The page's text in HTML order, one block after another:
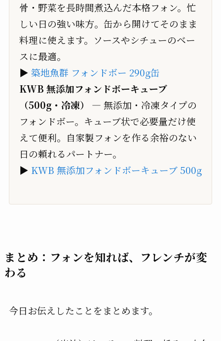
骨・野菜を長時間煮込んだ本格フォン。忙
しい日の強い味方。缶から開けてそのまま
料理に使えます。ソースやシチューのベー
スに最適。
▶ 築地魚群 フォンドボー 290g缶
KWB 無添加フォンドボーキューブ
（500g・冷凍）
— 無添加・冷凍タイプの
フォンドボー。キューブ状で必要量だけ使
えて便利。自家製フォンを作る余裕のない
日の頼れるパートナー。
▶ KWB 無添加フォンドボーキューブ 500g
まとめ：フォンを知れば、フレンチが変
わる
今日お伝えしたことをまとめます。